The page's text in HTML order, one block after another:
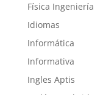
Física Ingeniería
Idiomas
Informática
Informativa
Ingles Aptis